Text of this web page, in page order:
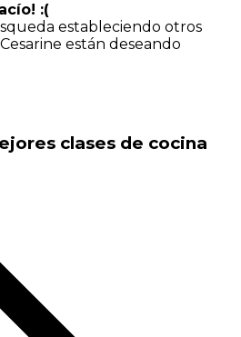
:(
estableciendo otros
están deseando
clases de cocina